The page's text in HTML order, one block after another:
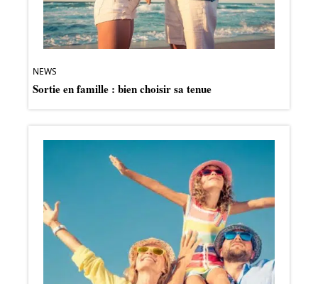
NEWS
Sortie en famille : bien choisir sa tenue